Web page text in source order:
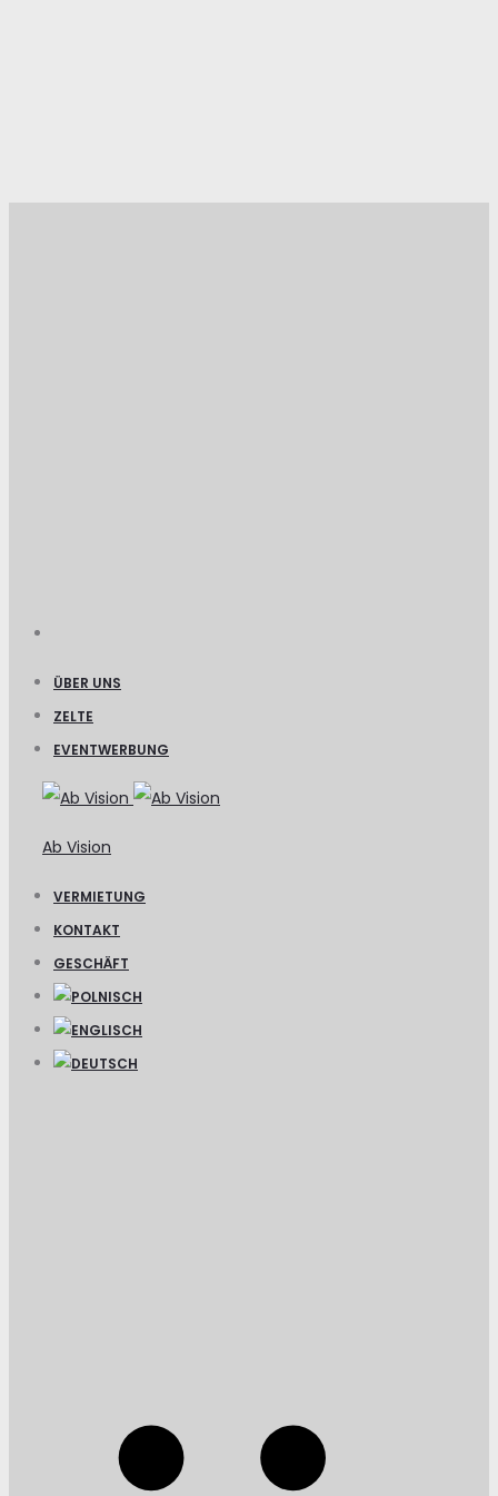
ÜBER UNS
ZELTE
EVENTWERBUNG
Ab Vision
VERMIETUNG
KONTAKT
GESCHÄFT